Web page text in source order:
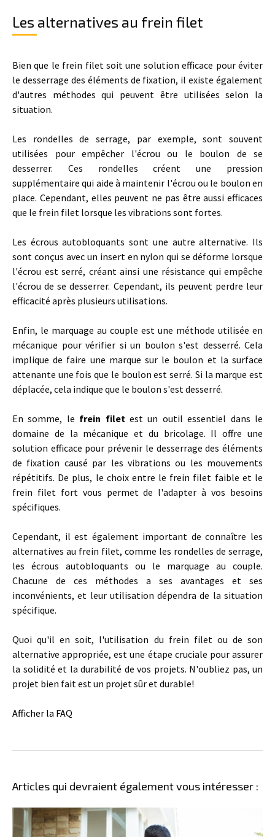
Les alternatives au frein filet
Bien que le frein filet soit une solution efficace pour éviter
le desserrage des éléments de fixation, il existe également
d'autres méthodes qui peuvent être utilisées selon la
situation.
Les rondelles de serrage, par exemple, sont souvent
utilisées pour empêcher l'écrou ou le boulon de se
desserrer. Ces rondelles créent une pression
supplémentaire qui aide à maintenir l'écrou ou le boulon en
place. Cependant, elles peuvent ne pas être aussi efficaces
que le frein filet lorsque les vibrations sont fortes.
Les écrous autobloquants sont une autre alternative. Ils
sont conçus avec un insert en nylon qui se déforme lorsque
l'écrou est serré, créant ainsi une résistance qui empêche
l'écrou de se desserrer. Cependant, ils peuvent perdre leur
efficacité après plusieurs utilisations.
Enfin, le marquage au couple est une méthode utilisée en
mécanique pour vérifier si un boulon s'est desserré. Cela
implique de faire une marque sur le boulon et la surface
attenante une fois que le boulon est serré. Si la marque est
déplacée, cela indique que le boulon s'est desserré.
En somme, le frein filetest un outil essentiel dans le
domaine de la mécanique et du bricolage. Il offre une
solution efficace pour prévenir le desserrage des éléments
de fixation causé par les vibrations ou les mouvements
répétitifs. De plus, le choix entre le frein filet faible et le
frein filet fort vous permet de l'adapter à vos besoins
spécifiques.
Cependant, il est également important de connaître les
alternatives au frein filet, comme les rondelles de serrage,
les écrous autobloquants ou le marquage au couple.
Chacune de ces méthodes a ses avantages et ses
inconvénients, et leur utilisation dépendra de la situation
spécifique.
Quoi qu'il en soit, l'utilisation du frein filet ou de son
alternative appropriée, est une étape cruciale pour assurer
la solidité et la durabilité de vos projets. N'oubliez pas, un
projet bien fait est un projet sûr et durable!
Afficher la FAQ
Articles qui devraient également vous intéresser :